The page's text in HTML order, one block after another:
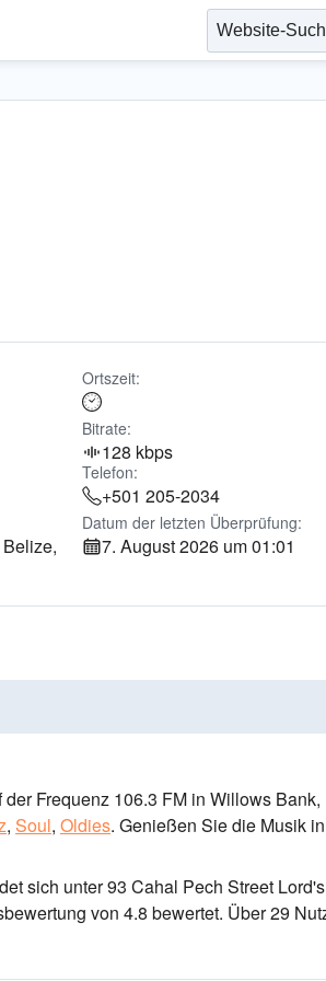
Ortszeit:
Bitrate:
128 kbps
Telefon:
+501 205-2034
Datum der letzten Überprüfung:
7. August 2026 um 01:01
der Frequenz 106.3 FM in Willows Bank,
, Soul, Oldies. Genießen Sie die Musik in
sich unter 93 Cahal Pech Street Lord's
von 4.8 bewertet. Über 29